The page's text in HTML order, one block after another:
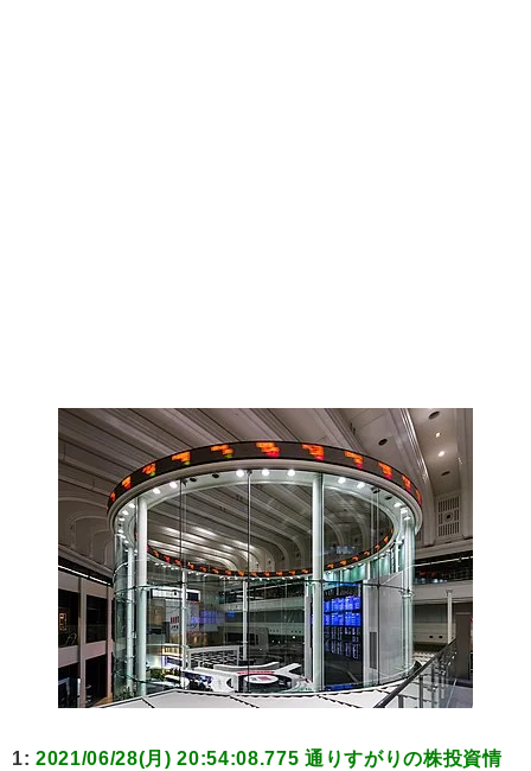
1: 2021/06/28(月) 20:54:08.775 通りすがりの株投資情